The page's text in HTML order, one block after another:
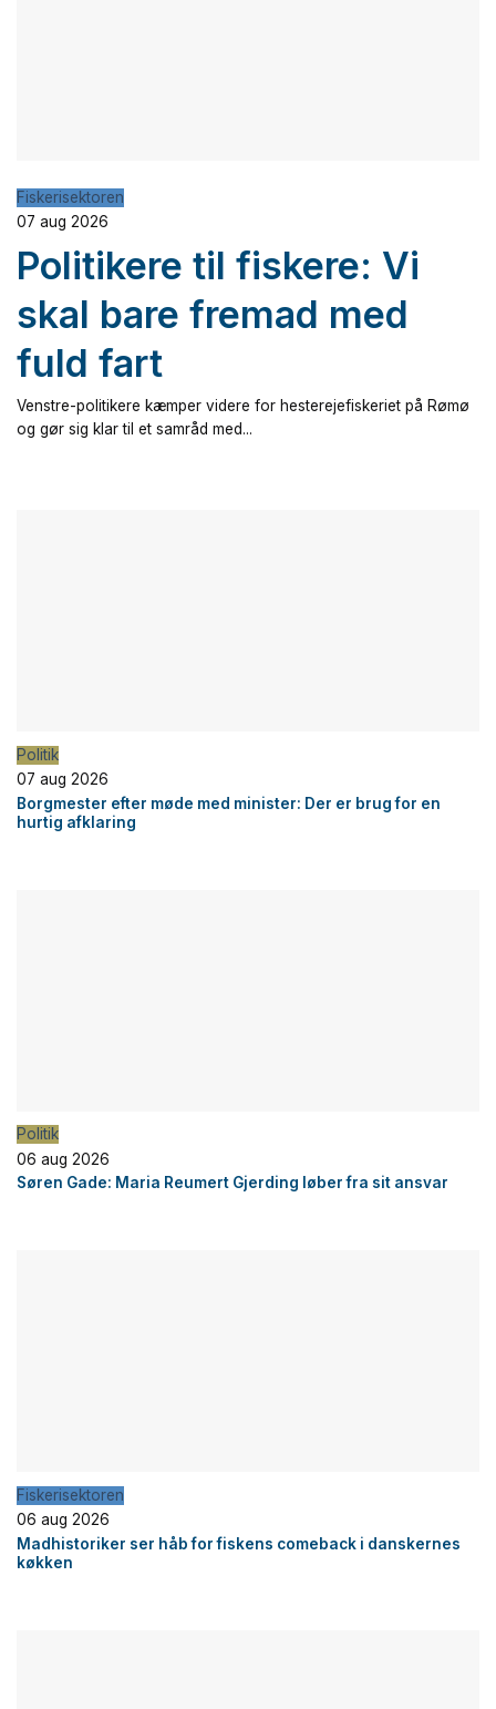
Fiskerisektoren
07 aug 2026
Politikere til fiskere: Vi
skal bare fremad med
fuld fart
Venstre-politikere kæmper videre for hesterejefiskeriet på Rømø
og gør sig klar til et samråd med...
Politik
07 aug 2026
Borgmester efter møde med minister: Der er brug for en
hurtig afklaring
Politik
06 aug 2026
Søren Gade: Maria Reumert Gjerding løber fra sit ansvar
Fiskerisektoren
06 aug 2026
Madhistoriker ser håb for fiskens comeback i danskernes
køkken